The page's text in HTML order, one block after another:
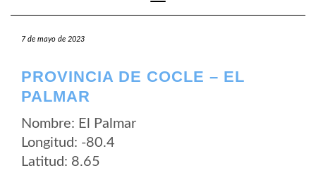
7 de mayo de 2023
PROVINCIA DE COCLE – EL
PALMAR
Nombre: El Palmar
Longitud: -80.4
Latitud: 8.65